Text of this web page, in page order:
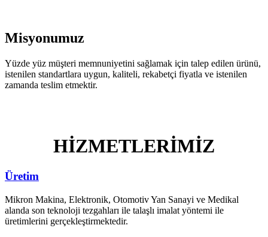
Misyonumuz
Yüzde yüz müşteri memnuniyetini sağlamak için talep edilen ürünü,
istenilen standartlara uygun, kaliteli, rekabetçi fiyatla ve istenilen
zamanda teslim etmektir.
HİZMETLERİMİZ
Üretim
Mikron Makina, Elektronik, Otomotiv Yan Sanayi ve Medikal
alanda son teknoloji tezgahları ile talaşlı imalat yöntemi ile
üretimlerini gerçekleştirmektedir.